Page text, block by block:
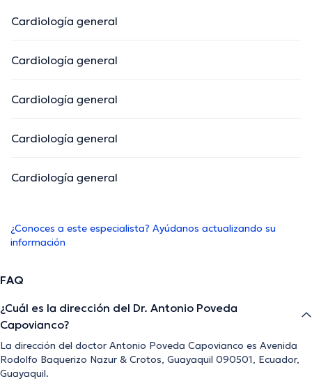
Cardiología general
Cardiología general
Cardiología general
Cardiología general
Cardiología general
¿Conoces a este especialista? Ayúdanos actualizando su
información
FAQ
¿Cuál es la dirección del Dr. Antonio Poveda
Capovianco?
La dirección del doctor Antonio Poveda Capovianco es Avenida
Rodolfo Baquerizo Nazur & Crotos, Guayaquil 090501, Ecuador,
Guayaquil.